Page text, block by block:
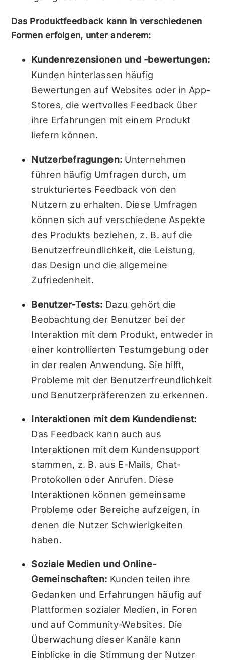
Das Produktfeedback kann in verschiedenen
Formen erfolgen, unter anderem:
Kundenrezensionen und -bewertungen:
Kunden hinterlassen häufig
Bewertungen auf Websites oder in App-
Stores, die wertvolles Feedback über
ihre Erfahrungen mit einem Produkt
liefern können.
Nutzerbefragungen: Unternehmen
führen häufig Umfragen durch, um
strukturiertes Feedback von den
Nutzern zu erhalten. Diese Umfragen
können sich auf verschiedene Aspekte
des Produkts beziehen, z. B. auf die
Benutzerfreundlichkeit, die Leistung,
das Design und die allgemeine
Zufriedenheit.
Benutzer-Tests: Dazu gehört die
Beobachtung der Benutzer bei der
Interaktion mit dem Produkt, entweder in
einer kontrollierten Testumgebung oder
in der realen Anwendung. Sie hilft,
Probleme mit der Benutzerfreundlichkeit
und Benutzerpräferenzen zu erkennen.
Interaktionen mit dem Kundendienst:
Das Feedback kann auch aus
Interaktionen mit dem Kundensupport
stammen, z. B. aus E-Mails, Chat-
Protokollen oder Anrufen. Diese
Interaktionen können gemeinsame
Probleme oder Bereiche aufzeigen, in
denen die Nutzer Schwierigkeiten
haben.
Soziale Medien und Online-
Gemeinschaften: Kunden teilen ihre
Gedanken und Erfahrungen häufig auf
Plattformen sozialer Medien, in Foren
und auf Community-Websites. Die
Überwachung dieser Kanäle kann
Einblicke in die Stimmung der Nutzer